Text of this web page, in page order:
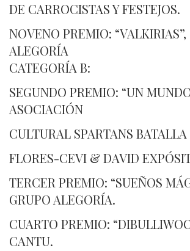
DE CARROCISTAS Y FESTEJOS.
NOVENO PREMIO:
ALEGORÍA
CATEGORÍA B:
SEGUNDO PREMIO: “UN
ASOCIACIÓN
CULTURAL SPARTANS BATALLA
FLORES-CEVI & DAVID
TERCER PREMIO: “SUEÑOS
GRUPO ALEGORÍA.
CUARTO PREMIO:
CANTU.